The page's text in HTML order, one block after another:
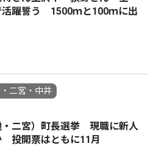
活躍誓う 1500ｍと100ｍに出
二宮・中井
・二宮）町長選挙 現職に新人
投開票はともに11月